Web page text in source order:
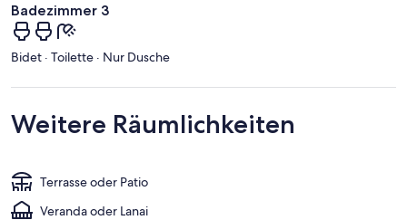
Badezimmer 3
Bidet · Toilette · Nur Dusche
Weitere Räumlichkeiten
Terrasse oder Patio
Veranda oder Lanai